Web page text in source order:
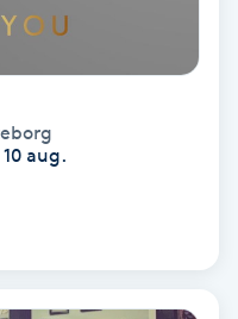
aug.